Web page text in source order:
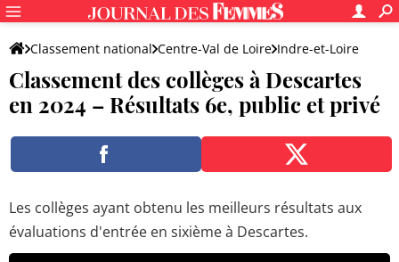
Classement national Centre-Val de Loire Indre-et-Loire
Descartes
Classement des collèges à Descartes
en 2024 – Résultats 6e, public et privé
Les collèges ayant obtenu les meilleurs résultats aux
évaluations d'entrée en sixième à Descartes.